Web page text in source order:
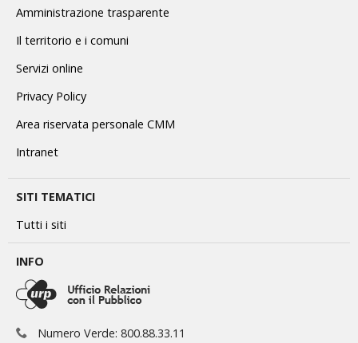
Amministrazione trasparente
Il territorio e i comuni
Servizi online
Privacy Policy
Area riservata personale CMM
Intranet
SITI TEMATICI
Tutti i siti
INFO
Numero Verde: 800.88.33.11